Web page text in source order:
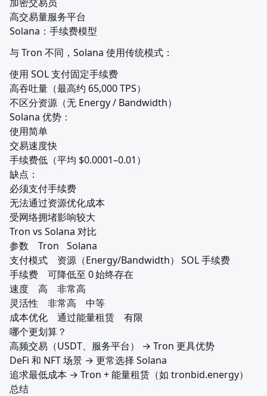
高交易量服务平台
Solana：手续费模型
与 Tron 不同，Solana 使用传统模式：
使用 SOL 支付固定手续费
高吞吐量（最高约 65,000 TPS）
不区分资源（无 Energy / Bandwidth）
Solana 优势：
使用简单
交易速度快
手续费低（平均 $0.0001–0.01）
缺点：
必须支付手续费
无法通过资源优化成本
受网络拥堵影响较大
Tron vs Solana 对比
参数	Tron	Solana
支付模式	资源（Energy/Bandwidth）	SOL 手续费
手续费	可降低至 0	始终存在
速度	高	非常高
灵活性	非常高	中等
成本优化	通过能量租赁	有限
哪个更划算？
高频交易（USDT、服务平台） → Tron 更具优势
DeFi 和 NFT 场景 → 更常选择 Solana
追求最低成本 → Tron + 能量租赁（如 tronbid.energy）
总结